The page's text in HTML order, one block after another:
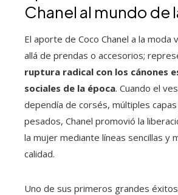
Chanel al mundo de
El aporte de Coco Chanel a la moda
allá de prendas o accesorios;
ruptura radical con los cánones
sociales de la época. Cuando el
dependía de corsés, múltiples
pesados, Chanel promovió la
la mujer mediante líneas sencillas y
calidad.
Uno de sus primeros grandes